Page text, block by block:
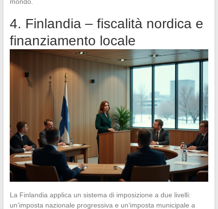
4. Finlandia – fiscalità nordica e
finanziamento locale
La Finlandia applica un sistema di imposizione a due livelli:
un’imposta nazionale progressiva e un’imposta municipale a